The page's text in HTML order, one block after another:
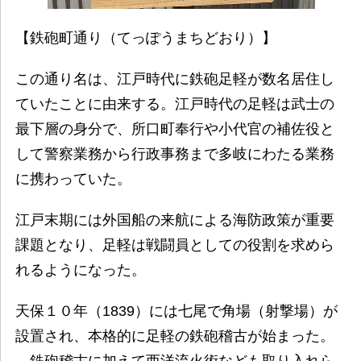
【鉄砲町通り（てっぽうまちどおり）】
この通り名は、江戸時代に鉄砲足軽が数名居住し
ていたことに由来する。江戸時代の足軽は武士の
最下層の身分で、所口町奉行や小代官の補佐役と
して警察業務から行政事務まで多岐にわたる業務
に携わっていた。
江戸末期には外国船の来航による海防政策が重要
課題となり、足軽は戦闘員としての役割を求めら
れるようになった。
天保１０年（1839）には七尾で角場（射撃場）が
設置され、本格的に足軽の鉄砲稽古が始まった。